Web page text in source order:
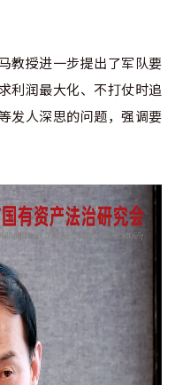
教授进一步提出了军队要
利润最大化、不打仗时追
发人深思的问题，强调要